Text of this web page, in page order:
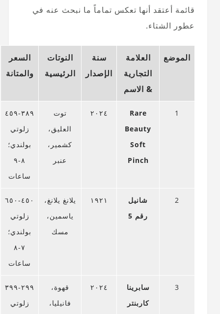
قائمة أعتقد أنها تعكس تماماً ما نبحث عنه في
عطور الشتاء.
الموضع
العلامة
التجارية
& الاسم
سنة
الإصدار
النوتات
الرئيسية
السعر
والمتانة
1
Rare
Beauty
Soft
Pinch
٢٠٢٤
توت
العليق،
كشمير،
عنبر
٣٨٩-٤٥٩
زلوتي
بولندي؛
٨-٩
ساعات
2
شانيل
رقم 5
١٩٢١
يلانغ يلانغ،
ياسمين،
مسك
٤٥٠-٦٥٠
زلوتي
بولندي؛
٧-٨
ساعات
3
سابرينا
كاربنتر
٢٠٢٤
قهوة،
فانيليا،
٢٩٩-٣٩٩
زلوتي